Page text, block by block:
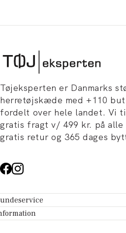
Tøjeksperten er Danmarks
herretøjskæde med +110
fordelt over hele landet. Vi
gratis fragt v/ 499 kr. på alle
gratis retur og 365 dages
- Hjælpecenter
Tøjeksperten